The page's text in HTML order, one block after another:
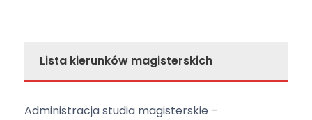
Lista kierunków magisterskich
Administracja studia magisterskie –